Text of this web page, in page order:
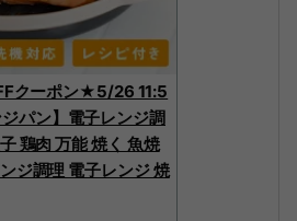
クーポン★5/26 11:5
パン】電子レンジ調
鶏肉 万能 焼く 魚焼
ジ調理 電子レンジ 焼